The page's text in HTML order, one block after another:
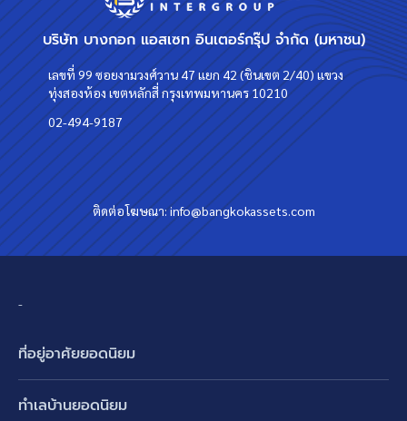
บริษัท บางกอก แอสเซท อินเตอร์กรุ๊ป จำกัด (มหาชน)
เลขที่ 99 ซอยงามวงศ์วาน 47 แยก 42 (ชินเขต 2/40) แขวง
ทุ่งสองห้อง เขตหลักสี่ กรุงเทพมหานคร 10210
02-494-9187
ติดต่อโฆษณา:info@bangkokassets.com
-
ที่อยู่อาศัยยอดนิยม
ทำเลบ้านยอดนิยม